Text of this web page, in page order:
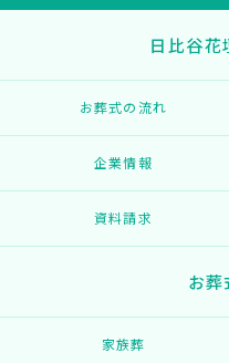
日比谷花
お葬式の流れ
企業情報
資料請求
お葬
家族葬